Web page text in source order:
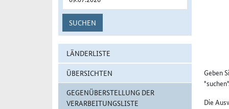
SUCHEN
LÄNDERLISTE
ÜBERSICHTEN
GEGENÜBERSTELLUNG DER
VERARBEITUNGSLISTE
Geben
Die